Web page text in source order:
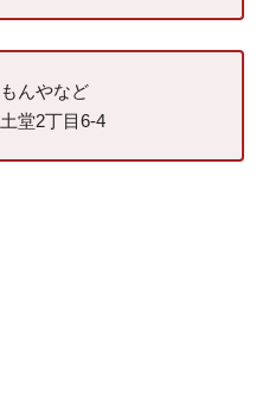
んやなど
堂2丁目6-4